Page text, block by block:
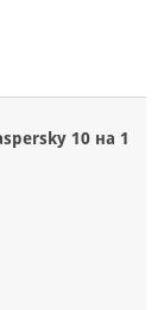
10 на 1